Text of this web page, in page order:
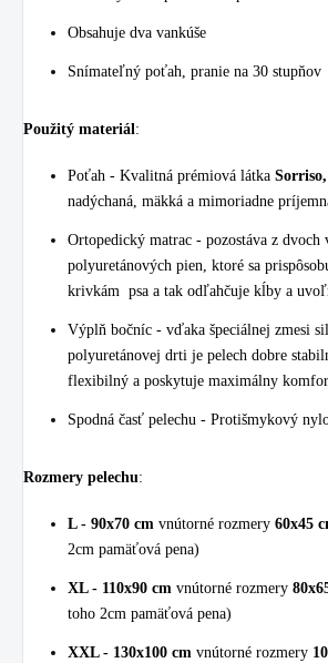
Obsahuje dva vankúše
Snímateľný poťah, pranie na 30 stupňov
Použitý materiál:
Poťah - Kvalitná prémiová látka Sorriso,
nadýchaná, mäkká a mimoriadne
Ortopedický matrac - pozostáva z dvoch
polyuretánových pien, ktoré sa
krivkám psa a tak odľahčuje kĺby a
Výplň bočníc - vďaka špeciálnej zmesi
polyuretánovej drti je pelech dobre
flexibilný a poskytuje maximálny
Spodná časť pelechu - Protišmykový
Rozmery pelechu:
L - 90x70 cm vnútorné rozmery 60x45
2cm pamäťová pena)
XL - 110x90 cm vnútorné rozmery
toho 2cm pamäťová pena)
XXL - 130x100 cm vnútorné rozmery